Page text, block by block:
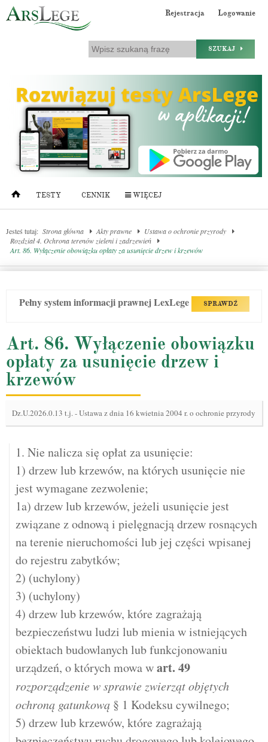
Rejestracja Logowanie
SZUKAJ
TESTY CENNIK WIĘCEJ
Jesteś tutaj: Strona główna Akty prawne
Ustawa o ochronie przyrody
Rozdział 4. Ochrona terenów zieleni i zadrzewień
Art. 86. Wyłączenie obowiązku opłaty za usunięcie drzew i krzewów
Pełny system informacji prawnej LexLege SPRAWDŹ
Art. 86. Wyłączenie obowiązku
opłaty za usunięcie drzew i
krzewów
Dz.U.2026.0.13 t.j.-Ustawa z dnia 16 kwietnia 2004 r. o ochronie przyrody
1. Nie nalicza się opłat za usunięcie:
1) drzew lub krzewów, na których usunięcie nie
jest wymagane zezwolenie;
1a) drzew lub krzewów, jeżeli usunięcie jest
związane z odnową i pielęgnacją drzew rosnących
na terenie nieruchomości lub jej części wpisanej
do rejestru zabytków;
2) (uchylony)
3) (uchylony)
4) drzew lub krzewów, które zagrażają
bezpieczeństwu ludzi lub mienia w istniejących
obiektach budowlanych lub funkcjonowaniu
urządzeń, o których mowa wart. 49
rozporządzenie w sprawie zwierząt objętych
ochroną gatunkową § 1 Kodeksu cywilnego;
5) drzew lub krzewów, które zagrażają